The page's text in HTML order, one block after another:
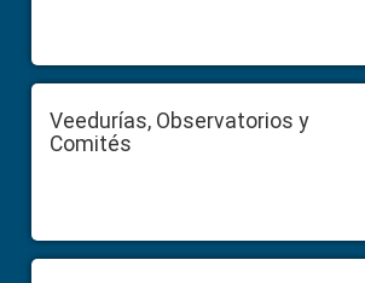
Veedurías, Observatorios y
Comités